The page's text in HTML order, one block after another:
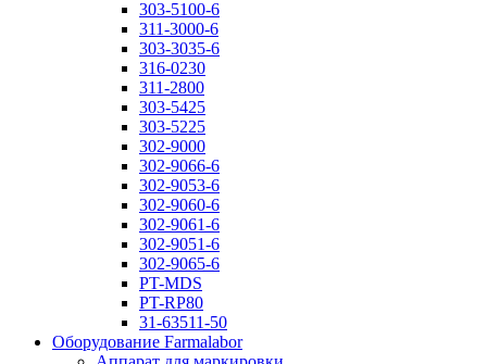
303-5100-6
311-3000-6
303-3035-6
316-0230
311-2800
303-5425
303-5225
302-9000
302-9066-6
302-9053-6
302-9060-6
302-9061-6
302-9051-6
302-9065-6
PT-MDS
PT-RP80
31-63511-50
Оборудование Farmalabor